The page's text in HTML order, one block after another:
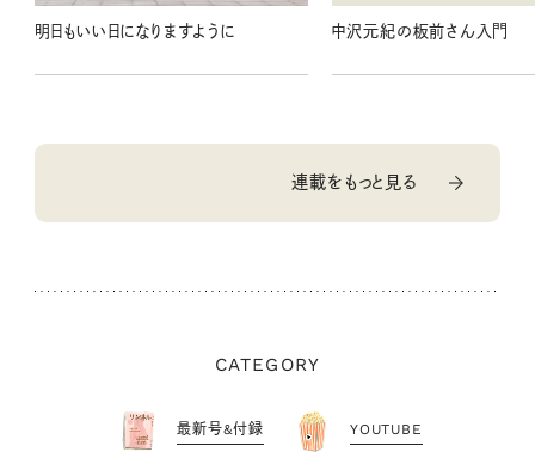
明日もいい日になりますように 中沢元紀の板前さん入門
連載をもっと見る
CATEGORY
最新号&付録 YOUTUBE